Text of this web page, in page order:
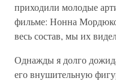
приходили молодые
фильме: Нонна
весь состав, мы их
Однажды я долго
его внушительную